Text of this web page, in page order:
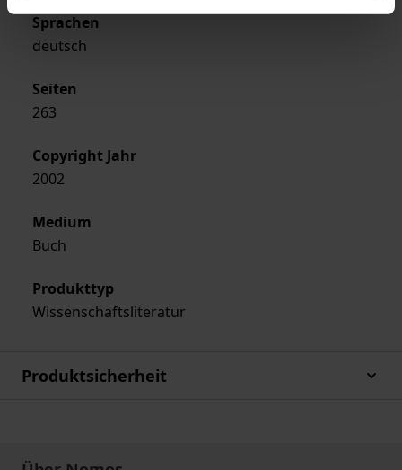
Sprachen
deutsch
Seiten
263
Copyright Jahr
2002
Medium
Buch
Produkttyp
Wissenschaftsliteratur
Produktsicherheit